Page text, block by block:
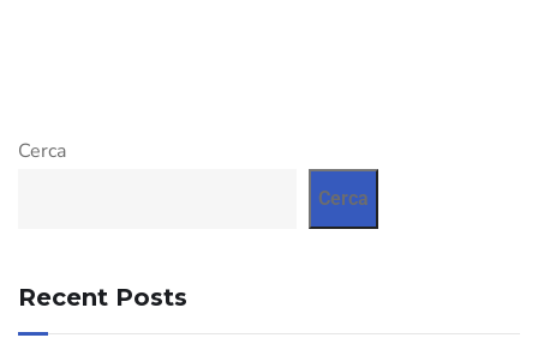
Cerca
Cerca
Recent Posts